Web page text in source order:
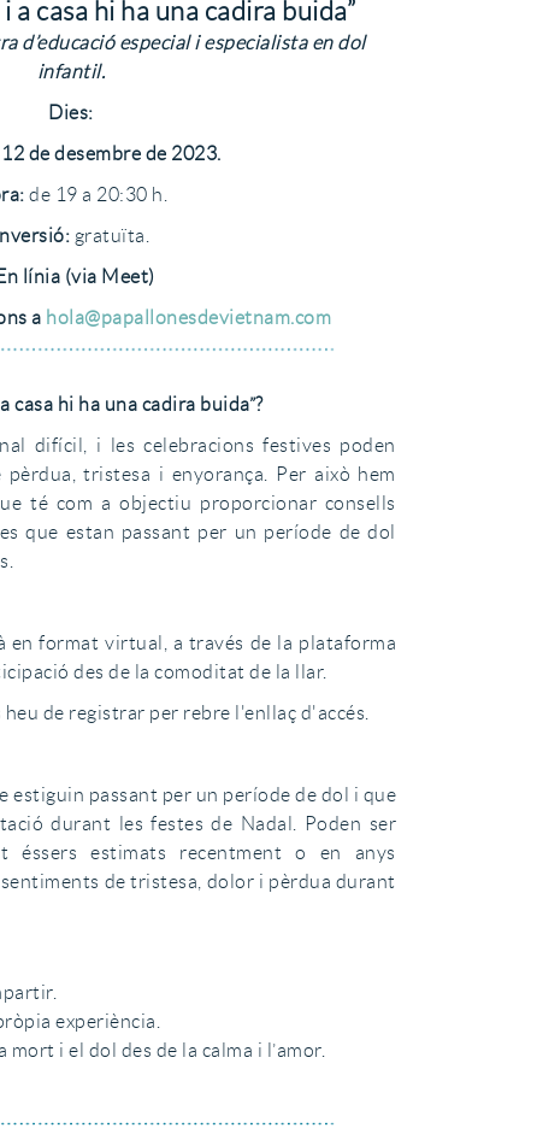
a casa hi ha una cadira buida”
d’educació especial i especialista en dol
infantil.
Dies:
de desembre de 2023.
de 19 a 20:30 h.
Inversió: gratuïta.
línia (via Meet)
a hola@papallonesdevietnam.com
casa hi ha una cadira buida”?
difícil, i les celebracions festives poden
tristesa i enyorança. Per això hem
té com a objectiu proporcionar consells
que estan passant per un període de dol
en format virtual, a través de la plataforma
des de la comoditat de la llar.
heu de registrar per rebre l'enllaç d'accés.
estiguin passant per un període de dol i que
durant les festes de Nadal. Poden ser
éssers estimats recentment o en anys
de tristesa, dolor i pèrdua durant
experiència.
i el dol des de la calma i l’amor.